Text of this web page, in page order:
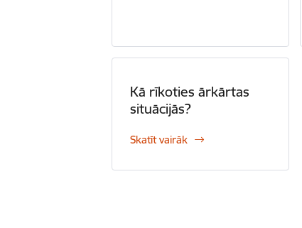
Kā rīkoties ārkārtas
situācijās?
Skatīt vairāk